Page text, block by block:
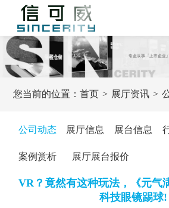
您当前的位置：首页 展厅资讯
公司动态 展厅信息 展台信息
案例赏析 展厅展台报价
VR？竟然有这种玩法，《元气
科技眼镜踢球!